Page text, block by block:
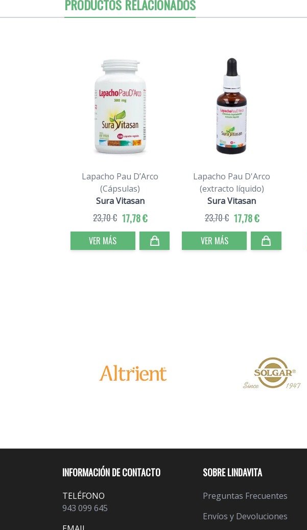
PRODUCTOS RELACIONADOS
Lapacho Pau D’Arco
(Cápsulas)
Sura Vitasan
17,78 €
23,70 €
VER MÁS
Lapacho Pau D'Arco
(extracto líquido)
Sura Vitasan
17,78 €
23,70 €
VER MÁS
INFORMACIÓN DE CONTACTO
TELÉFONO
943 099 645
SOBRE LINDAVITA
Preguntas Frecuentes
Envíos y Devoluciones